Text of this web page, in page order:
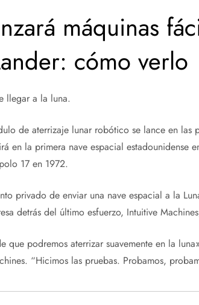
máquinas
cómo verlo
llegar a la luna.
de aterrizaje lunar robótico se lance en las
en la primera nave espacial estadounidense
17 en 1972.
privado de enviar una nave espacial a la
detrás del último esfuerzo, Intuitive
que podremos aterrizar suavemente en la
“Hicimos las pruebas. Probamos,